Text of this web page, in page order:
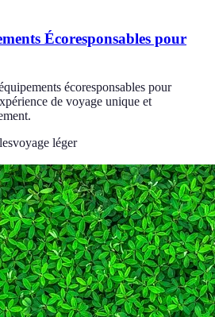
Écoresponsables pour
écoresponsables pour
de voyage unique et
voyage léger